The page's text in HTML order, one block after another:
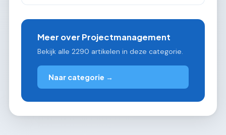
Meer over Projectmanagement
Bekijk alle 2290 artikelen in deze categorie.
Naar categorie →